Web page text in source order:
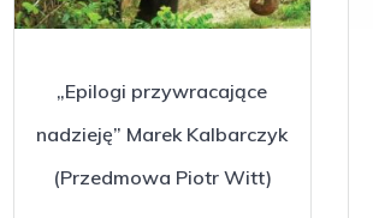
„Epilogi przywracające
nadzieję” Marek Kalbarczyk
(Przedmowa Piotr Witt)